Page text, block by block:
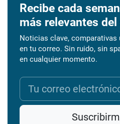
Recibe cada
más relevantes
Noticias clave,
en tu correo. Sin ruido, sin
en cualquier momento.